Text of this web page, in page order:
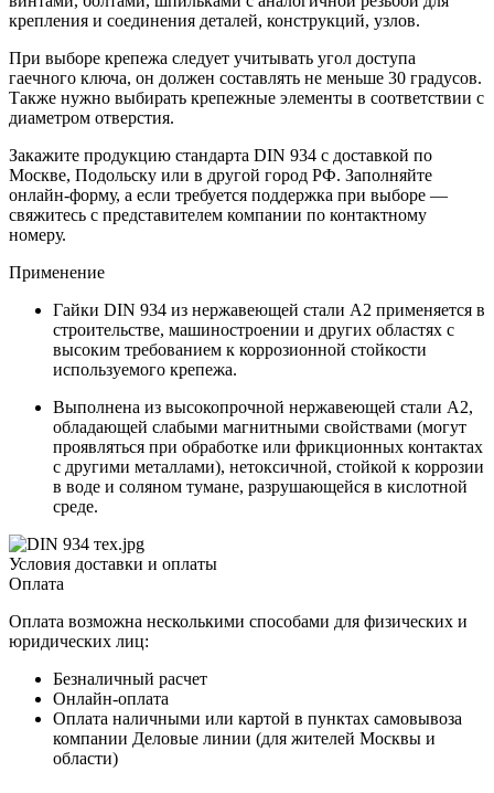
крепления и соединения деталей, конструкций, узлов.
При выборе крепежа следует учитывать угол доступа
гаечного ключа, он должен составлять не меньше 30 градусов.
Также нужно выбирать крепежные элементы в соответствии с
диаметром отверстия.
Закажите продукцию стандарта DIN 934 с доставкой по
Москве, Подольску или в другой город РФ. Заполняйте
онлайн-форму, а если требуется поддержка при выборе —
свяжитесь с представителем компании по контактному
номеру.
Применение
Гайки DIN 934 из нержавеющей стали A2 применяется в
строительстве, машиностроении и других областях с
высоким требованием к коррозионной стойкости
используемого крепежа.
Выполнена из высокопрочной нержавеющей стали А2,
обладающей слабыми магнитными свойствами (могут
проявляться при обработке или фрикционных контактах
с другими металлами), нетоксичной, стойкой к коррозии
в воде и соляном тумане, разрушающейся в кислотной
среде.
Условия доставки и оплаты
Оплата
Оплата возможна несколькими способами для физических и
юридических лиц:
Безналичный расчет
Онлайн-оплата
Оплата наличными или картой в пунктах самовывоза
компании Деловые линии (для жителей Москвы и
области)